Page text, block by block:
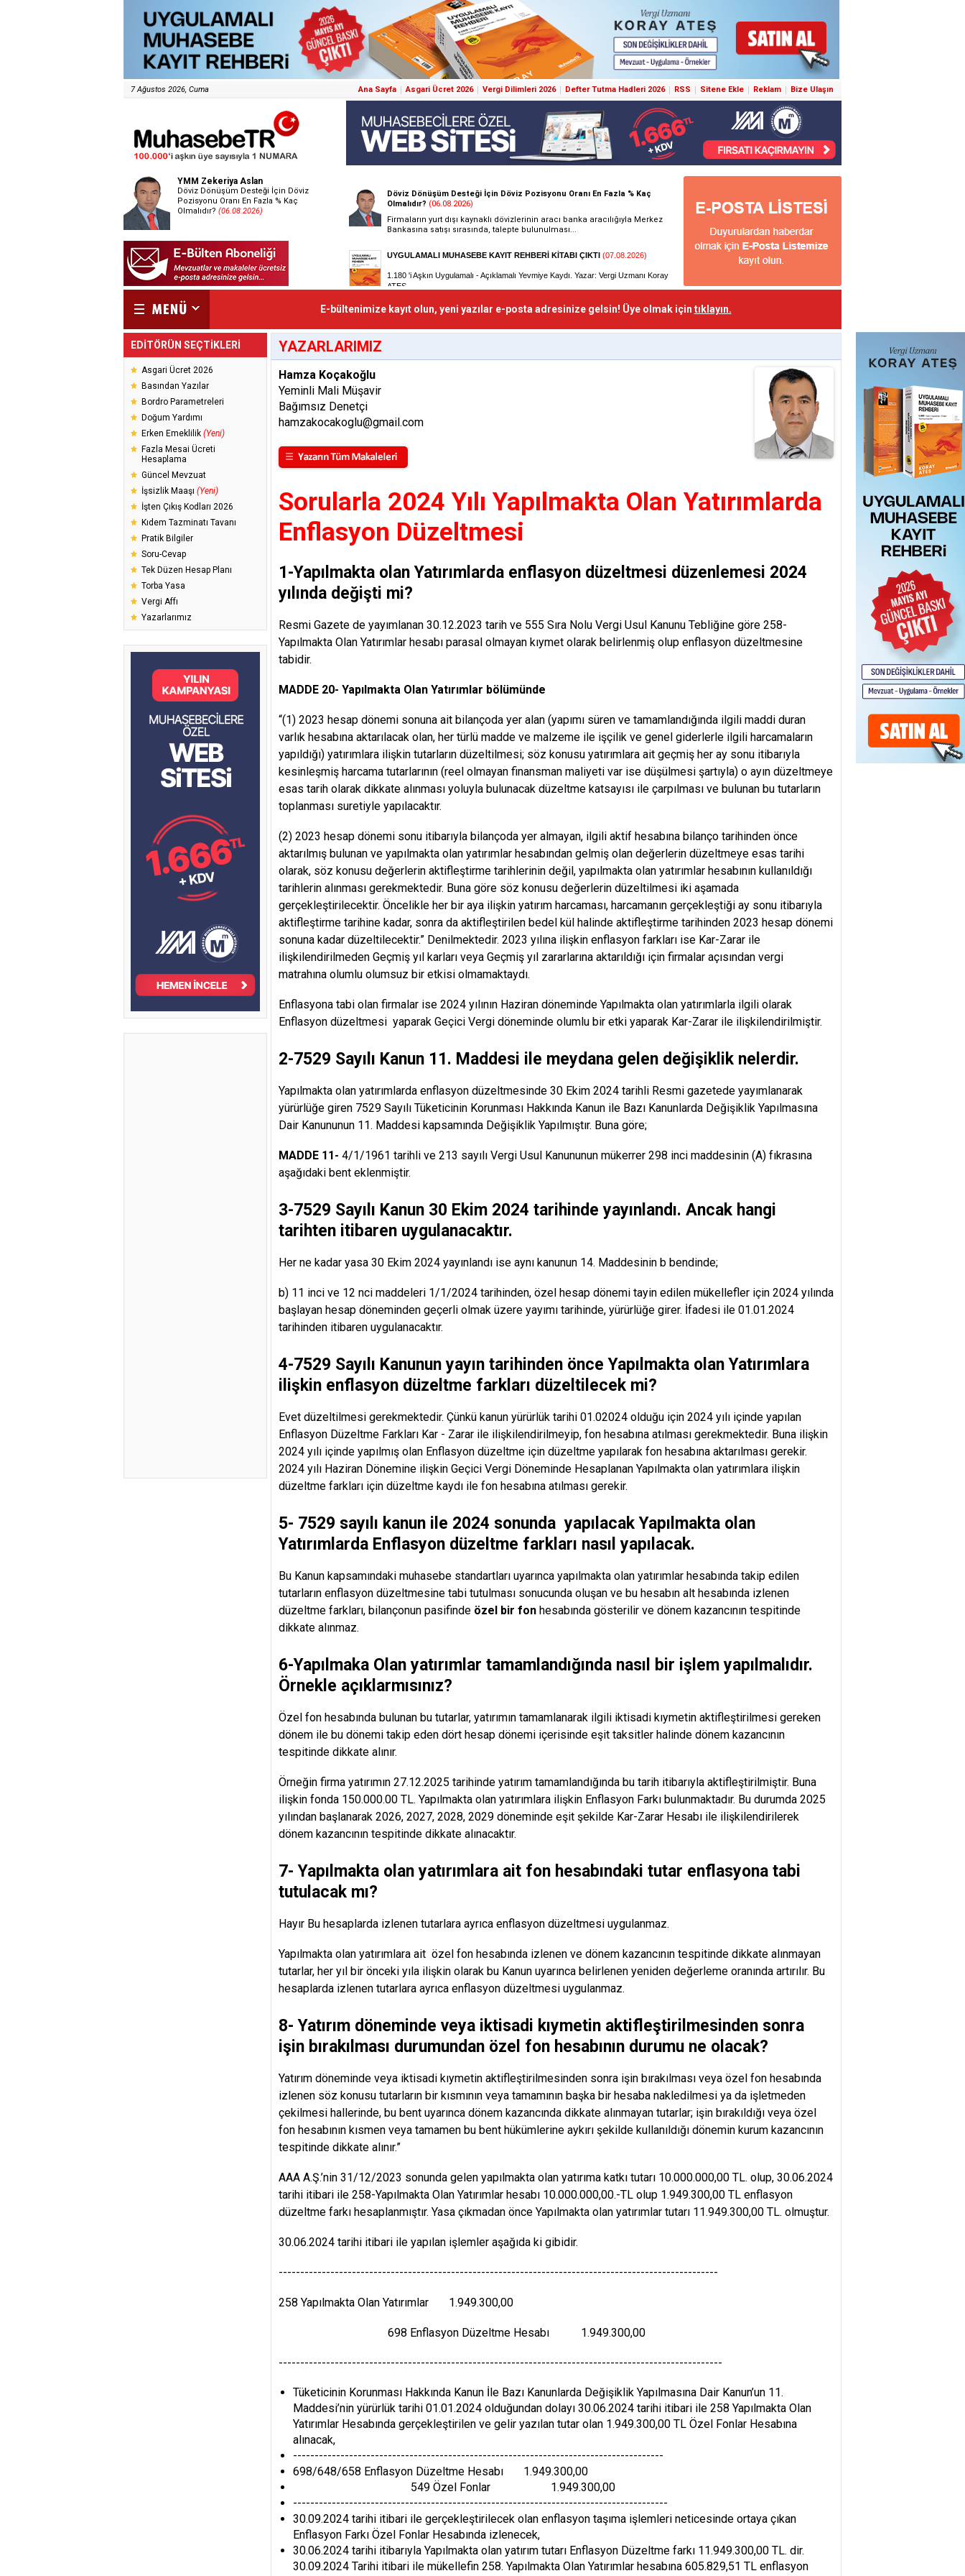
7 Ağustos 2026, Cuma Ana Sayfa Asgari Ücret 2026 Vergi Dilimleri 2026 Defter Tutma Hadleri 2026 RSS Sitene Ekle Reklam Bize Ulaşın
YMM Zekeriya Aslan
Döviz Dönüşüm Desteği İçin Döviz
Pozisyonu Oranı En Fazla % Kaç
Olmalıdır? (06.08.2026)
E-bültenimize kayıt olun, yeni yazılar e-posta adresinize gelsin! Üye olmak için tıklayın.
EDİTÖRÜN SEÇTİKLERİ
Asgari Ücret 2026
Basından Yazılar
Bordro Parametreleri
Doğum Yardımı
Erken Emeklilik (Yeni)
Fazla Mesai Ücreti
Hesaplama
Güncel Mevzuat
İşsizlik Maaşı (Yeni)
İşten Çıkış Kodları 2026
Kıdem Tazminatı Tavanı
Pratik Bilgiler
Soru-Cevap
Tek Düzen Hesap Planı
Torba Yasa
Vergi Affı
Yazarlarımız
YAZARLARIMIZ
Hamza Koçakoğlu
Yeminli Mali Müşavir
Bağımsız Denetçi
hamzakocakoglu@gmail.com
Sorularla 2024 Yılı Yapılmakta Olan Yatırımlarda
Enflasyon Düzeltmesi
1-Yapılmakta olan Yatırımlarda enflasyon düzeltmesi düzenlemesi 2024
yılında değişti mi?
Resmi Gazete de yayımlanan 30.12.2023 tarih ve 555 Sıra Nolu Vergi Usul Kanunu Tebliğine göre 258-
Yapılmakta Olan Yatırımlar hesabı parasal olmayan kıymet olarak belirlenmiş olup enflasyon düzeltmesine
tabidir.
MADDE 20- Yapılmakta Olan Yatırımlar bölümünde
“(1) 2023 hesap dönemi sonuna ait bilançoda yer alan (yapımı süren ve tamamlandığında ilgili maddi duran
varlık hesabına aktarılacak olan, her türlü madde ve malzeme ile işçilik ve genel giderlerle ilgili harcamaların
yapıldığı) yatırımlara ilişkin tutarların düzeltilmesi; söz konusu yatırımlara ait geçmiş her ay sonu itibarıyla
kesinleşmiş harcama tutarlarının (reel olmayan finansman maliyeti var ise düşülmesi şartıyla) o ayın düzeltmeye
esas tarih olarak dikkate alınması yoluyla bulunacak düzeltme katsayısı ile çarpılması ve bulunan bu tutarların
toplanması suretiyle yapılacaktır.
(2) 2023 hesap dönemi sonu itibarıyla bilançoda yer almayan, ilgili aktif hesabına bilanço tarihinden önce
aktarılmış bulunan ve yapılmakta olan yatırımlar hesabından gelmiş olan değerlerin düzeltmeye esas tarihi
olarak, söz konusu değerlerin aktifleştirme tarihlerinin değil, yapılmakta olan yatırımlar hesabının kullanıldığı
tarihlerin alınması gerekmektedir. Buna göre söz konusu değerlerin düzeltilmesi iki aşamada
gerçekleştirilecektir. Öncelikle her bir aya ilişkin yatırım harcaması, harcamanın gerçekleştiği ay sonu itibarıyla
aktifleştirme tarihine kadar, sonra da aktifleştirilen bedel kül halinde aktifleştirme tarihinden 2023 hesap dönemi
sonuna kadar düzeltilecektir.” Denilmektedir. 2023 yılına ilişkin enflasyon farkları ise Kar-Zarar ile
ilişkilendirilmeden Geçmiş yıl karları veya Geçmiş yıl zararlarına aktarıldığı için firmalar açısından vergi
matrahına olumlu olumsuz bir etkisi olmamaktaydı.
Enflasyona tabi olan firmalar ise 2024 yılının Haziran döneminde Yapılmakta olan yatırımlarla ilgili olarak
Enflasyon düzeltmesi yaparak Geçici Vergi döneminde olumlu bir etki yaparak Kar-Zarar ile ilişkilendirilmiştir.
2-7529 Sayılı Kanun 11. Maddesi ile meydana gelen değişiklik nelerdir.
Yapılmakta olan yatırımlarda enflasyon düzeltmesinde 30 Ekim 2024 tarihli Resmi gazetede yayımlanarak
yürürlüğe giren 7529 Sayılı Tüketicinin Korunması Hakkında Kanun ile Bazı Kanunlarda Değişiklik Yapılmasına
Dair Kanununun 11. Maddesi kapsamında Değişiklik Yapılmıştır. Buna göre;
MADDE 11- 4/1/1961 tarihli ve 213 sayılı Vergi Usul Kanununun mükerrer 298 inci maddesinin (A) fıkrasına
aşağıdaki bent eklenmiştir.
3-7529 Sayılı Kanun 30 Ekim 2024 tarihinde yayınlandı. Ancak hangi
tarihten itibaren uygulanacaktır.
Her ne kadar yasa 30 Ekim 2024 yayınlandı ise aynı kanunun 14. Maddesinin b bendinde;
b) 11 inci ve 12 nci maddeleri 1/1/2024 tarihinden, özel hesap dönemi tayin edilen mükellefler için 2024 yılında
başlayan hesap döneminden geçerli olmak üzere yayımı tarihinde, yürürlüğe girer. İfadesi ile 01.01.2024
tarihinden itibaren uygulanacaktır.
4-7529 Sayılı Kanunun yayın tarihinden önce Yapılmakta olan Yatırımlara
ilişkin enflasyon düzeltme farkları düzeltilecek mi?
Evet düzeltilmesi gerekmektedir. Çünkü kanun yürürlük tarihi 01.02024 olduğu için 2024 yılı içinde yapılan
Enflasyon Düzeltme Farkları Kar - Zarar ile ilişkilendirilmeyip, fon hesabına atılması gerekmektedir. Buna ilişkin
2024 yılı içinde yapılmış olan Enflasyon düzeltme için düzeltme yapılarak fon hesabına aktarılması gerekir.
2024 yılı Haziran Dönemine ilişkin Geçici Vergi Döneminde Hesaplanan Yapılmakta olan yatırımlara ilişkin
düzeltme farkları için düzeltme kaydı ile fon hesabına atılması gerekir.
5- 7529 sayılı kanun ile 2024 sonunda yapılacak Yapılmakta olan
Yatırımlarda Enflasyon düzeltme farkları nasıl yapılacak.
Bu Kanun kapsamındaki muhasebe standartları uyarınca yapılmakta olan yatırımlar hesabında takip edilen
tutarların enflasyon düzeltmesine tabi tutulması sonucunda oluşan ve bu hesabın alt hesabında izlenen
düzeltme farkları, bilançonun pasifinde özel bir fon hesabında gösterilir ve dönem kazancının tespitinde
dikkate alınmaz.
6-Yapılmaka Olan yatırımlar tamamlandığında nasıl bir işlem yapılmalıdır.
Örnekle açıklarmısınız?
Özel fon hesabında bulunan bu tutarlar, yatırımın tamamlanarak ilgili iktisadi kıymetin aktifleştirilmesi gereken
dönem ile bu dönemi takip eden dört hesap dönemi içerisinde eşit taksitler halinde dönem kazancının
tespitinde dikkate alınır.
Örneğin firma yatırımın 27.12.2025 tarihinde yatırım tamamlandığında bu tarih itibarıyla aktifleştirilmiştir. Buna
ilişkin fonda 150.000.00 TL. Yapılmakta olan yatırımlara ilişkin Enflasyon Farkı bulunmaktadır. Bu durumda 2025
yılından başlanarak 2026, 2027, 2028, 2029 döneminde eşit şekilde Kar-Zarar Hesabı ile ilişkilendirilerek
dönem kazancının tespitinde dikkate alınacaktır.
7- Yapılmakta olan yatırımlara ait fon hesabındaki tutar enflasyona tabi
tutulacak mı?
Hayır Bu hesaplarda izlenen tutarlara ayrıca enflasyon düzeltmesi uygulanmaz.
Yapılmakta olan yatırımlara ait özel fon hesabında izlenen ve dönem kazancının tespitinde dikkate alınmayan
tutarlar, her yıl bir önceki yıla ilişkin olarak bu Kanun uyarınca belirlenen yeniden değerleme oranında artırılır. Bu
hesaplarda izlenen tutarlara ayrıca enflasyon düzeltmesi uygulanmaz.
8- Yatırım döneminde veya iktisadi kıymetin aktifleştirilmesinden sonra
işin bırakılması durumundan özel fon hesabının durumu ne olacak?
Yatırım döneminde veya iktisadi kıymetin aktifleştirilmesinden sonra işin bırakılması veya özel fon hesabında
izlenen söz konusu tutarların bir kısmının veya tamamının başka bir hesaba nakledilmesi ya da işletmeden
çekilmesi hallerinde, bu bent uyarınca dönem kazancında dikkate alınmayan tutarlar; işin bırakıldığı veya özel
fon hesabının kısmen veya tamamen bu bent hükümlerine aykırı şekilde kullanıldığı dönemin kurum kazancının
tespitinde dikkate alınır.”
AAA A.Ş.’nin 31/12/2023 sonunda gelen yapılmakta olan yatırıma katkı tutarı 10.000.000,00 TL. olup, 30.06.2024
tarihi itibari ile 258-Yapılmakta Olan Yatırımlar hesabı 10.000.000,00.-TL olup 1.949.300,00 TL enflasyon
düzeltme farkı hesaplanmıştır. Yasa çıkmadan önce Yapılmakta olan yatırımlar tutarı 11.949.300,00 TL. olmuştur.
30.06.2024 tarihi itibari ile yapılan işlemler aşağıda ki gibidir.
------------------------------------------------------------------------------------------------------
258 Yapılmakta Olan Yatırımlar 1.949.300,00
698 Enflasyon Düzeltme Hesabı 1.949.300,00
-------------------------------------------------------------------------------------------------------
Tüketicinin Korunması Hakkında Kanun İle Bazı Kanunlarda Değişiklik Yapılmasına Dair Kanun’un 11.
Maddesi’nin yürürlük tarihi 01.01.2024 olduğundan dolayı 30.06.2024 tarihi itibari ile 258 Yapılmakta Olan
Yatırımlar Hesabında gerçekleştirilen ve gelir yazılan tutar olan 1.949.300,00 TL Özel Fonlar Hesabına
alınacak,
--------------------------------------------------------------------------------------
698/648/658 Enflasyon Düzeltme Hesabı 1.949.300,00
549 Özel Fonlar 1.949.300,00
---------------------------------------------------------------------------------------
30.09.2024 tarihi itibari ile gerçekleştirilecek olan enflasyon taşıma işlemleri neticesinde ortaya çıkan
Enflasyon Farkı Özel Fonlar Hesabında izlenecek,
30.06.2024 tarihi itibarıyla Yapılmakta olan yatırım tutarı Enflasyon Düzeltme farkı 11.949.300,00 TL. dir.
30.09.2024 Tarihi itibari ile mükellefin 258. Yapılmakta Olan Yatırımlar hesabına 605.829,51 TL enflasyon